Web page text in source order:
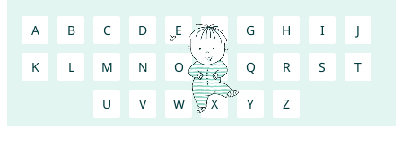
A B C D E F G H I J
K L M N O P Q R S T
U V W X Y Z